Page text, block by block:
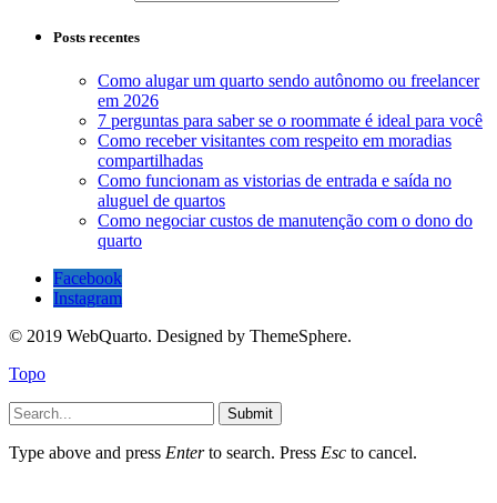
Posts recentes
Como alugar um quarto sendo autônomo ou freelancer
em 2026
7 perguntas para saber se o roommate é ideal para você
Como receber visitantes com respeito em moradias
compartilhadas
Como funcionam as vistorias de entrada e saída no
aluguel de quartos
Como negociar custos de manutenção com o dono do
quarto
Facebook
Instagram
© 2019 WebQuarto. Designed by ThemeSphere.
Topo
Submit
Type above and press Enterto search. Press Esc to cancel.